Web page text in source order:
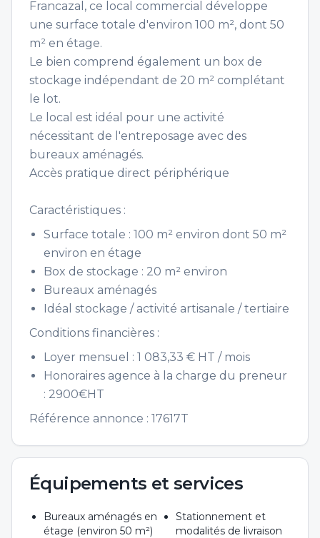
Francazal, ce local commercial développe
une surface totale d'environ 100 m², dont 50
m² en étage.
Le bien comprend également un box de
stockage indépendant de 20 m² complétant
le lot.
Le local est idéal pour une activité
nécessitant de l'entreposage avec des
bureaux aménagés.
Accès pratique direct périphérique
Caractéristiques :
Surface totale : 100 m² environ dont 50 m²
environ en étage
Box de stockage : 20 m² environ
Bureaux aménagés
Idéal stockage / activité artisanale / tertiaire
Conditions financières :
Loyer mensuel : 1 083,33 € HT / mois
Honoraires agence à la charge du preneur
: 2900€HT
Référence annonce : 17617T
Équipements et services
Bureaux aménagés en
étage (environ 50 m²)
Stationnement et
modalités de livraison